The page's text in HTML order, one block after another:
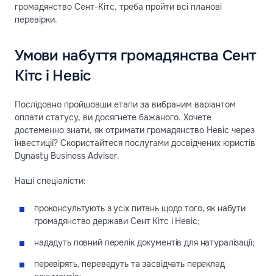
громадянство Сент-Кітс, треба пройти всі планові
перевірки.
Умови набуття громадянства Сент
Кітс і Невіс
Послідовно пройшовши етапи за вибраним варіантом
оплати статусу, ви досягнете бажаного. Хочете
достеменно знати, як отримати громадянство Невіс через
інвестиції? Скористайтеся послугами досвідчених юристів
Dynasty Business Adviser.
Наші спеціалісти:
проконсультують з усіх питань щодо того, як набути
громадянство держави Сент Кітс і Невіс;
нададуть повний перелік документів для натуралізації;
перевірять, переведуть та засвідчать переклад